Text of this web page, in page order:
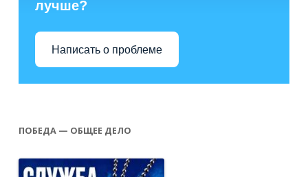
лучше?
Написать о проблеме
ПОБЕДА — ОБЩЕЕ ДЕЛО